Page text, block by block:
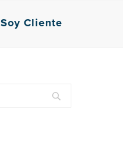
Soy Cliente